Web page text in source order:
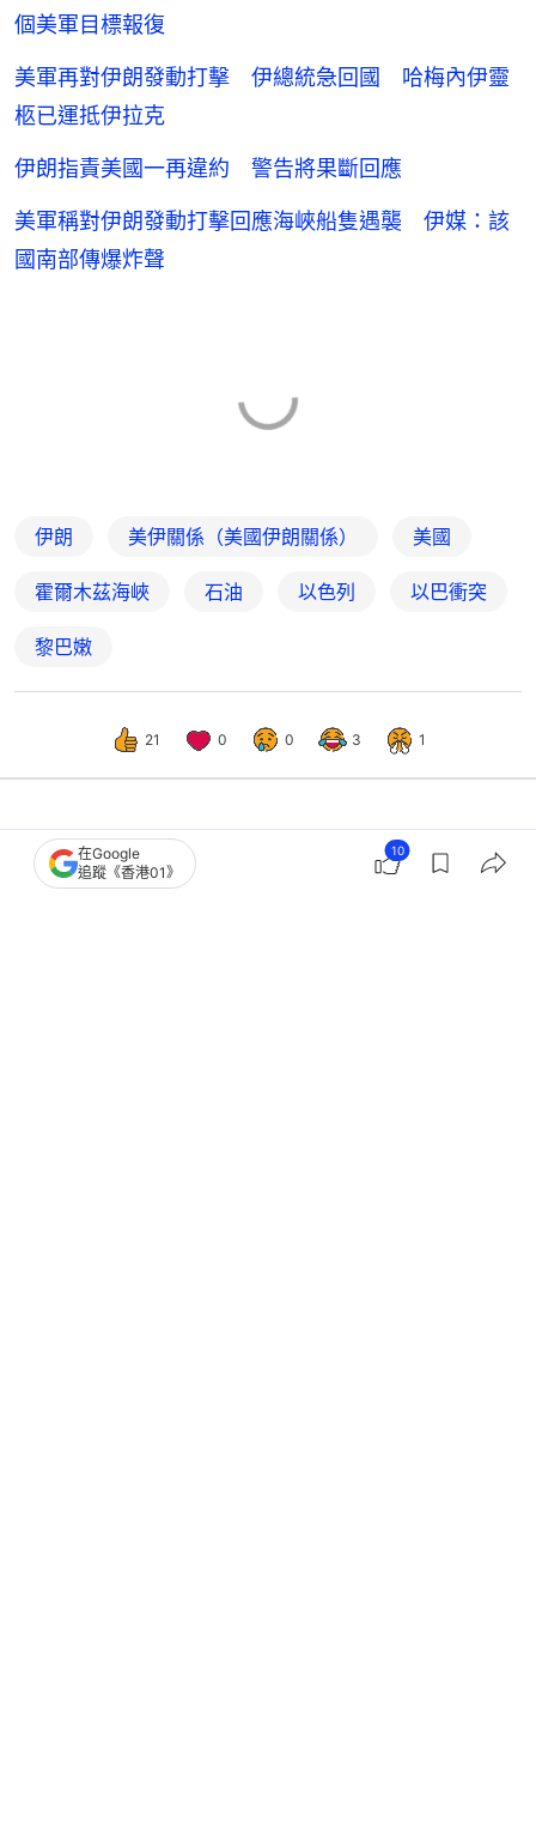
個美軍目標報復
美軍再對伊朗發動打擊 伊總統急回國 哈梅內伊靈
柩已運抵伊拉克
伊朗指責美國一再違約 警告將果斷回應
美軍稱對伊朗發動打擊回應海峽船隻遇襲 伊媒：該
國南部傳爆炸聲
伊朗 美伊關係（美國伊朗關係） 美國
霍爾木茲海峽 石油 以色列 以巴衝突
黎巴嫩
21 0 0 3 1
國際 即時國際
紐時：美伊停火談判期間 華府認為以
在Google
追蹤《香港01》
10